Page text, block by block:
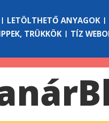
LETÖLTHETŐ ANYAGOK
TRÜKKÖK
TÍZ